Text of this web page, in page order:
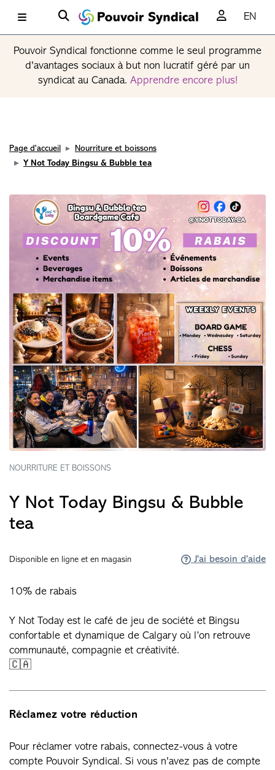
EN
Pouvoir Syndical fonctionne comme le seul programme
d'avantages sociaux à but non lucratif géré par un
syndicat au Canada. Apprendre encore plus!
Page d'accueil
Nourriture et boissons
Y Not Today Bingsu & Bubble tea
NOURRITURE ET BOISSONS
Y Not Today Bingsu & Bubble
tea
Disponible en ligne et en magasin J'ai besoin d'aide
10% de rabais
Y Not Today est le café de jeu de société et Bingsu
confortable et dynamique de Calgary où l’on retrouve
communauté, compagnie et créativité.
🇨🇦
Réclamez votre réduction
Pour réclamer votre rabais, connectez-vous à votre
compte Pouvoir Syndical. Si vous n'avez pas de compte